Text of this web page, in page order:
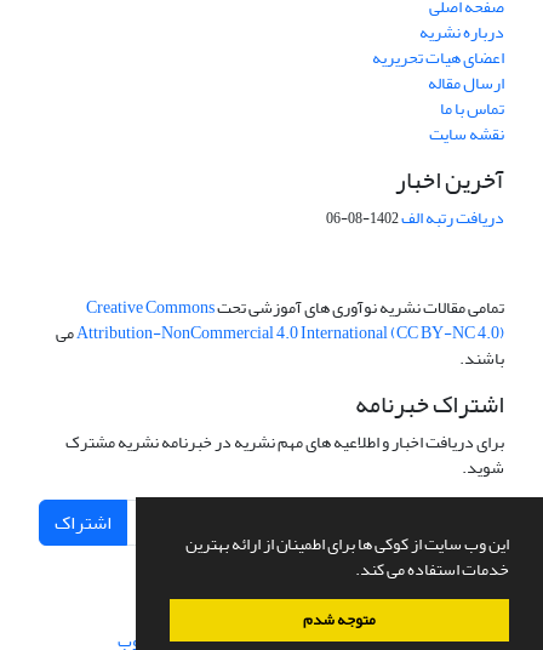
این وب سایت از کوکی ها برای اطمینان از ارائه بهترین
خدمات استفاده می کند.
متوجه شدم
درباره نشریه
اعضای هیات تحریریه
ارسال مقاله
تماس با ما
نقشه سایت
آخرین اخبار
دریافت رتبه الف1402-08-06
تمامی مقالات نشریه نوآوری های آموزشی تحتCreative Commons
Attribution-NonCommercial 4.0 International (CC BY-NC 4.0)می
باشند.
اشتراک خبرنامه
برای دریافت اخبار و اطلاعیه های مهم نشریه در خبرنامه نشریه مشترک
شوید.
اشتراک
سامانه مدیریت نشریات علمی.طراحی و پیاده سازی از سیناوب